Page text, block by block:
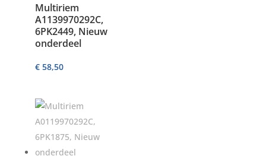
Multiriem
A1139970292C,
6PK2449, Nieuw
onderdeel
€58,50